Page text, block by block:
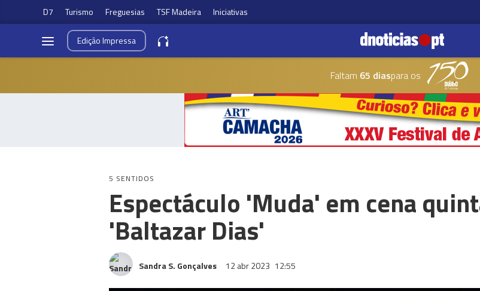
D7 Turismo Freguesias TSF Madeira Iniciativas
EdiçãoImpressa
Faltam 65 diaspara os
5 SENTIDOS
Espectáculo 'Muda' em cena
'Baltazar Dias'
Sandra S. Gonçalves 12 abr 2023 12:55